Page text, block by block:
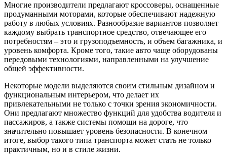
Многие производители предлагают кроссоверы, оснащенные
продуманными моторами, которые обеспечивают надежную
работу в любых условиях. Разнообразие вариантов позволяет
каждому выбрать транспортное средство, отвечающее его
потребностям – это и грузоподъемность, и объем багажника, и
уровень комфорта. Кроме того, такие авто чаще оборудованы
передовыми технологиями, направленными на улучшение
общей эффективности.
Некоторые модели выделяются своим стильным дизайном и
функциональным интерьером, что делает их
привлекательными не только с точки зрения экономичности.
Они предлагают множество функций для удобства водителя и
пассажиров, а также системы помощи на дороге, что
значительно повышает уровень безопасности. В конечном
итоге, выбор такого типа транспорта может стать не только
практичным, но и в стиле жизни.